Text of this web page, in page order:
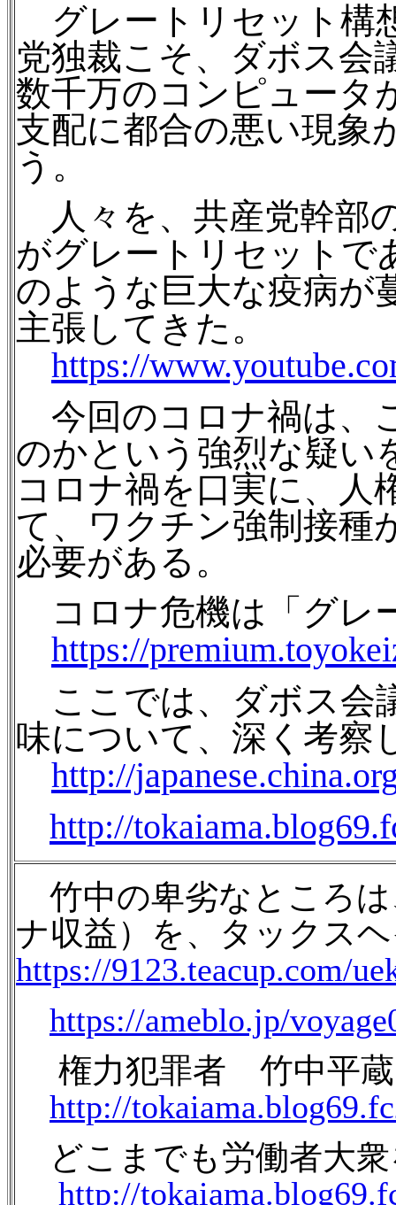
グレートリセット構
党独裁こそ、ダボス会
数千万のコンピュータ
支配に都合の悪い現象
う。
人々を、共産党幹部
がグレートリセットで
のような巨大な疫病が
主張してきた。
https://
今回のコロナ禍は、
のかという強烈な疑い
コロナ禍を口実に、人
て、ワクチン強制接種
必要がある。
コロナ危機は「グレ
https://
ここでは、ダボス会
味について、深く考察
http://
http://
竹中の卑劣なところは
ナ収益）を、タックス
https://9123.teacup.com/
https://ameblo.jp/
権力犯罪者 竹中平蔵
http://
どこまでも労働者大
http://